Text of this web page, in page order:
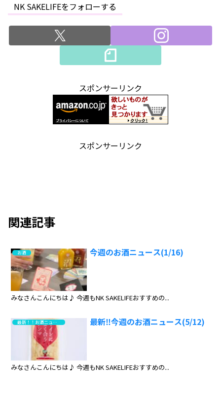
NK SAKELIFEをフォローする
スポンサーリンク
スポンサーリンク
関連記事
お酒 今週のお酒ニュース(1/16)
みなさんこんにちは♪ 今週もNK SAKELIFEおすすめの...
最新！！お酒ニュース 最新‼️今週のお酒ニュース(5/12)
みなさんこんにちは♪ 今週もNK SAKELIFEおすすめの...